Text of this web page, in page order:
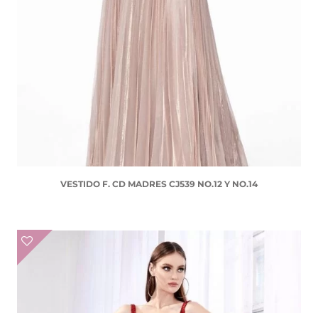
VESTIDO F. CD MADRES CJ539 NO.12 Y NO.14